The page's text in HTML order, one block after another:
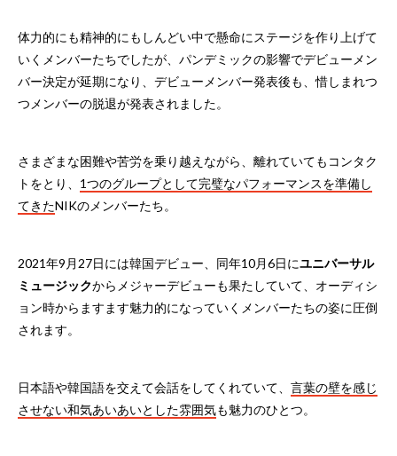
体力的にも精神的にもしんどい中で懸命にステージを作り上げて
いくメンバーたちでしたが、パンデミックの影響でデビューメン
バー決定が延期になり、デビューメンバー発表後も、惜しまれつ
つメンバーの脱退が発表されました。
さまざまな困難や苦労を乗り越えながら、離れていてもコンタク
トをとり、 1つのグループとして完璧なパフォーマンスを準備し
てきたNIKのメンバーたち。
2021年9月27日には韓国デビュー、同年10月6日にユニバーサル
ミュージックからメジャーデビューも果たしていて、オーディシ
ョン時からますます魅力的になっていくメンバーたちの姿に圧倒
されます。
日本語や韓国語を交えて会話をしてくれていて、 言葉の壁を感じ
させない和気あいあいとした雰囲気も魅力のひとつ。